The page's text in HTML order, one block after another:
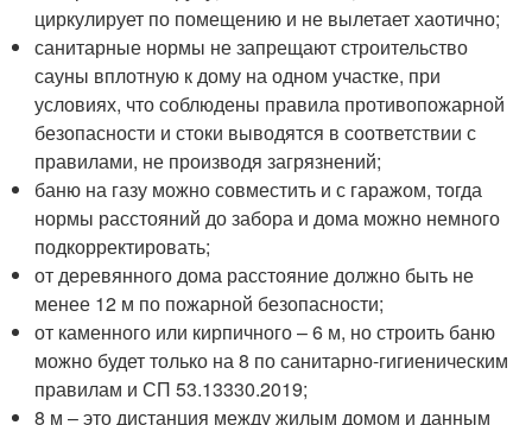
циркулирует по помещению и не вылетает хаотично;
санитарные нормы не запрещают строительство
сауны вплотную к дому на одном участке, при
условиях, что соблюдены правила противопожарной
безопасности и стоки выводятся в соответствии с
правилами, не производя загрязнений;
баню на газу можно совместить и с гаражом, тогда
нормы расстояний до забора и дома можно немного
подкорректировать;
от деревянного дома расстояние должно быть не
менее 12 м по пожарной безопасности;
от каменного или кирпичного – 6 м, но строить баню
можно будет только на 8 по санитарно-гигиеническим
правилам и СП 53.13330.2019;
8 м – это дистанция между жилым домом и данным